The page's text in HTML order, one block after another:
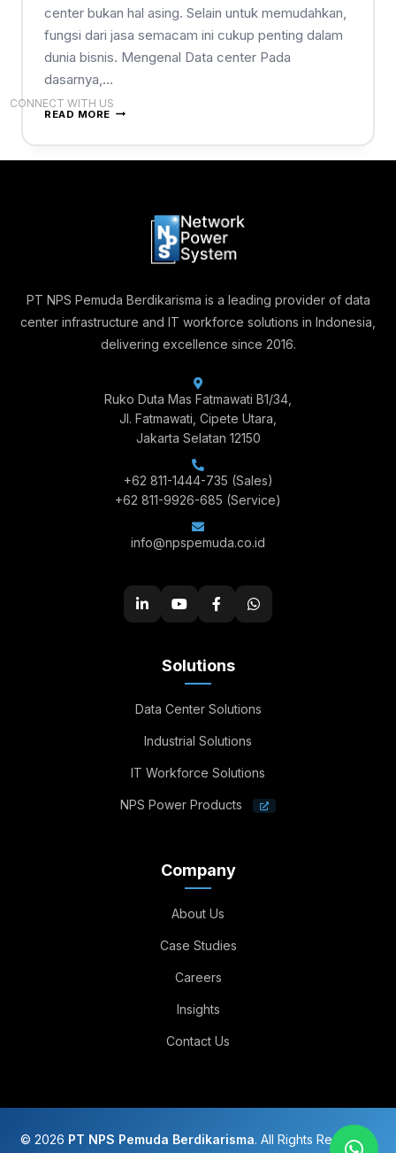
center bukan hal asing. Selain untuk memudahkan,
fungsi dari jasa semacam ini cukup penting dalam
dunia bisnis. Mengenal Data center Pada
dasarnya,…
READ MORE
CONNECT WITH US
PT NPS Pemuda Berdikarisma is a leading provider of data
center infrastructure and IT workforce solutions in Indonesia,
delivering excellence since 2016.
Ruko Duta Mas Fatmawati B1/34,
Jl. Fatmawati, Cipete Utara,
Jakarta Selatan 12150
+62 811-1444-735 (Sales)
+62 811-9926-685 (Service)
info@npspemuda.co.id
Solutions
Data Center Solutions
Industrial Solutions
IT Workforce Solutions
NPS Power Products
Company
About Us
Case Studies
Careers
Insights
Contact Us
© 2026 PT NPS Pemuda Berdikarisma. All Rights Reserved.